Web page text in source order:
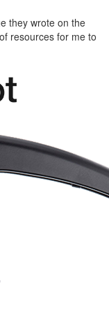
they wrote on the
resources for me to